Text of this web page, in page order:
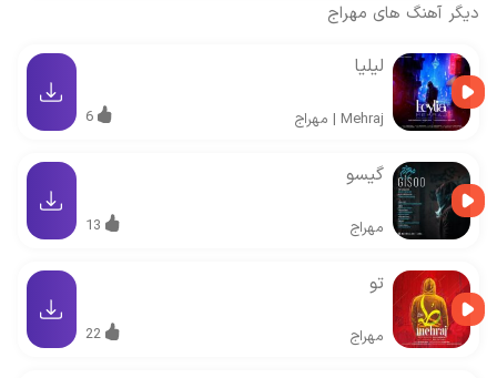
دیگر آهنگ های مهراج
لیلیا
Mehraj
| مهراج 6
گیسو
مهراج 13
تو
مهراج 22